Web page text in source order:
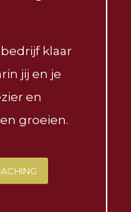
klaar
jij en je
en
groeien.